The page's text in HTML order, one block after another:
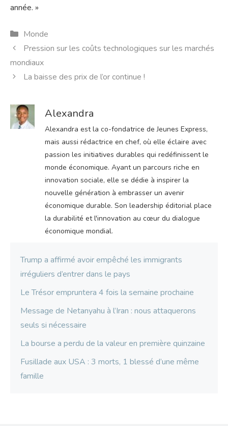
année. »
Catégories
Monde
Pression sur les coûts technologiques sur les marchés
mondiaux
La baisse des prix de l’or continue !
Alexandra
Alexandra est la co-fondatrice de Jeunes Express,
mais aussi rédactrice en chef, où elle éclaire avec
passion les initiatives durables qui redéfinissent le
monde économique. Ayant un parcours riche en
innovation sociale, elle se dédie à inspirer la
nouvelle génération à embrasser un avenir
économique durable. Son leadership éditorial place
la durabilité et l'innovation au cœur du dialogue
économique mondial.
Trump a affirmé avoir empêché les immigrants
irréguliers d’entrer dans le pays
Le Trésor empruntera 4 fois la semaine prochaine
Message de Netanyahu à l’Iran : nous attaquerons
seuls si nécessaire
La bourse a perdu de la valeur en première quinzaine
Fusillade aux USA : 3 morts, 1 blessé d’une même
famille